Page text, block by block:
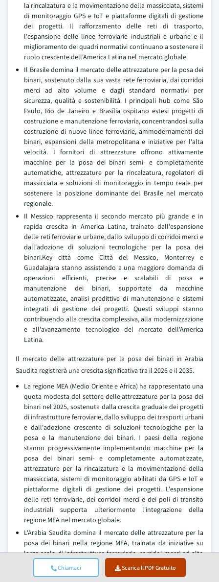
Chiamaci Scarica Il PDF Gratuito
la rincalzatura e la movimentazione della massicciata, sistemi
di monitoraggio GPS e IoT e piattaforme digitali di gestione
dei progetti. Il rafforzamento delle reti di trasporto,
l'espansione delle linee ferroviarie industriali e urbane e il
miglioramento dei quadri normativi continuano a sostenere il
ruolo crescente dell'America Latina nel mercato globale.
Il Brasile domina il mercato delle attrezzature per la posa dei
binari, sostenuto dalla sua vasta rete ferroviaria, dai corridoi
merci ad alto volume e dagli standard normativi per
sicurezza, qualità e sostenibilità. I principali hub come São
Paulo, Rio de Janeiro e Brasília ospitano estesi progetti di
costruzione e manutenzione ferroviaria, concentrandosi sulla
costruzione di nuove linee ferroviarie, ammodernamenti dei
binari, espansioni della metropolitana e iniziative per l'alta
velocità. I fornitori di attrezzature offrono attivamente
macchine per la posa dei binari semi- e completamente
automatiche, attrezzature per la rincalzatura, regolatori di
massicciata e soluzioni di monitoraggio in tempo reale per
sostenere la posizione dominante del Brasile nel mercato
regionale.
Il Messico rappresenta il secondo mercato più grande e in
rapida crescita in America Latina, trainato dall'espansione
delle reti ferroviarie urbane, dallo sviluppo di corridoi merci e
dall'adozione di soluzioni tecnologiche per la posa dei
binari.Key città come Città del Messico, Monterrey e
Guadalajara stanno assistendo a una maggiore domanda di
operazioni efficienti, precise e scalabili di posa e
manutenzione dei binari, supportate da macchine
automatizzate, analisi predittive di manutenzione e sistemi
integrati di gestione dei progetti. Questi sviluppi stanno
contribuendo alla crescita complessiva, alla modernizzazione
e all'avanzamento tecnologico del mercato dell'America
Latina.
Il mercato delle attrezzature per la posa dei binari in Arabia
Saudita registrerà una crescita significativa tra il 2026 e il 2035.
La regione MEA (Medio Oriente e Africa) ha rappresentato una
quota modesta del settore delle attrezzature per la posa dei
binari nel 2025, sostenuta dalla crescita graduale dei progetti
di infrastrutture ferroviarie, dallo sviluppo dei trasporti urbani
e dall'adozione crescente di soluzioni tecnologiche per la
posa e la manutenzione dei binari. I paesi della regione
stanno progressivamente implementando macchine per la
posa dei binari semi- e completamente automatizzate,
attrezzature per la rincalzatura e la movimentazione della
massicciata, sistemi di monitoraggio abilitati da GPS e IoT e
piattaforme digitali di gestione dei progetti. L'espansione
delle reti ferroviarie, dei corridoi merci e dei poli di transito
industriali supporta ulteriormente l'integrazione della
regione MEA nel mercato globale.
L'Arabia Saudita domina il mercato delle attrezzature per la
posa dei binari nella regione MEA, trainata da iniziative su
larga scala di infrastrutture ferroviarie, corridoi merci ad alto
volume e progetti strategici di trasporto urbano. I principali
poli come Riyadh, Jeddah e Dammam ospitano importanti